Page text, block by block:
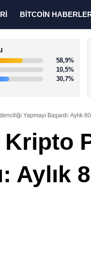
BİTCOİN
58,9%
10,5%
30,7%
Yapmayı Başardı: Aylık
Aylık